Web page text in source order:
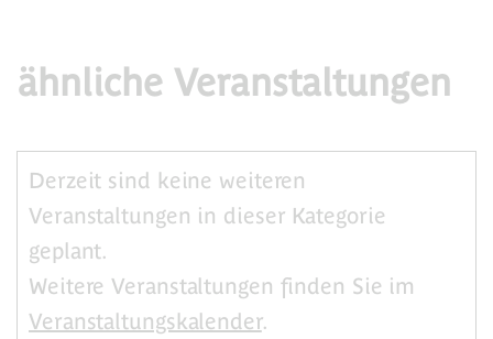
ähnliche Veranstaltungen
Derzeit sind keine weiteren
Veranstaltungen in dieser Kategorie
geplant.
Weitere Veranstaltungen finden Sie im
Veranstaltungskalender.